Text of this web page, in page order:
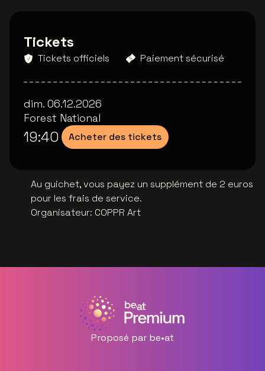
Tickets
Tickets officiels Paiement sécurisé
dim. 06.12.2026
Forest National
19:40 Acheter des tickets
Au guichet, vous payez un supplément de 2 euros
pour les frais de service.
Organisateur: COPPR Art
Proposé par be•at